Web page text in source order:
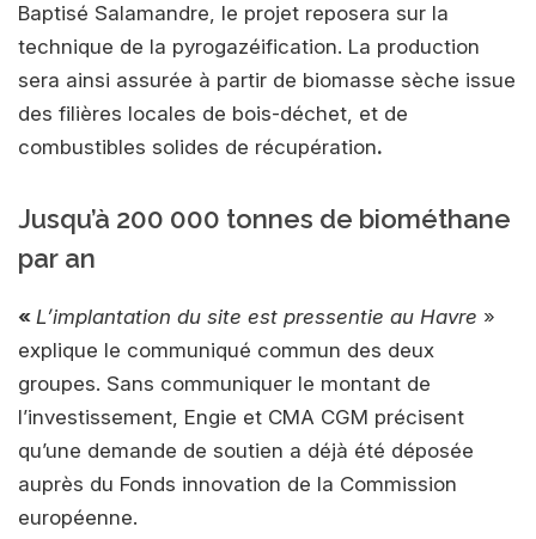
Baptisé Salamandre, le projet reposera sur la
technique de la pyrogazéification. La production
sera ainsi assurée à partir de biomasse sèche issue
des filières locales de bois-déchet, et de
combustibles solides de récupération.
Jusqu’à 200 000 tonnes de biométhane
par an
« L’implantation du site est pressentie au Havre »
explique le communiqué commun des deux
groupes. Sans communiquer le montant de
l’investissement, Engie et CMA CGM précisent
qu’une demande de soutien a déjà été déposée
auprès du Fonds innovation de la Commission
européenne.